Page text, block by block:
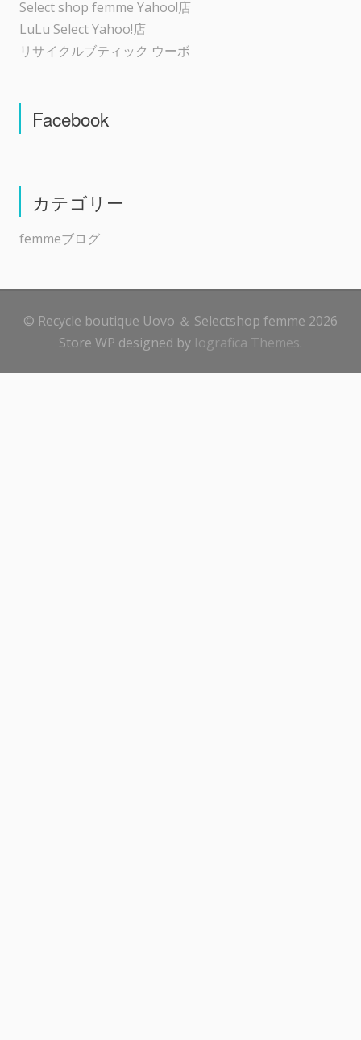
Select shop femme Yahoo!店
LuLu Select Yahoo!店
リサイクルブティック ウーボ
Facebook
カテゴリー
femmeブログ
© Recycle boutique Uovo ＆ Selectshop femme 2026
Store WP designed by Iografica Themes.